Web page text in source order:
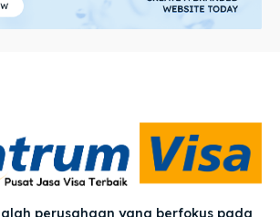
perusahaan yang berfokus pada